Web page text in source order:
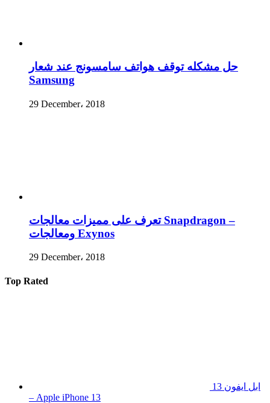
حل مشكله توقف هواتف سامسونج عند شعار
Samsung
29 December، 2018
تعرف على مميزات معالجات Snapdragon –
ومعالجات Exynos
29 December، 2018
Top Rated
ابل ايفون 13
– Apple iPhone 13